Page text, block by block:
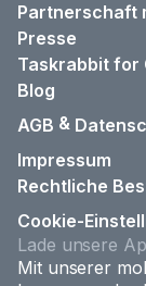
Partnerschaft
Presse
Taskrabbit for
Blog
AGB &
Impressum
Rechtliche
Cookie-
Lade unsere
Mit unserer